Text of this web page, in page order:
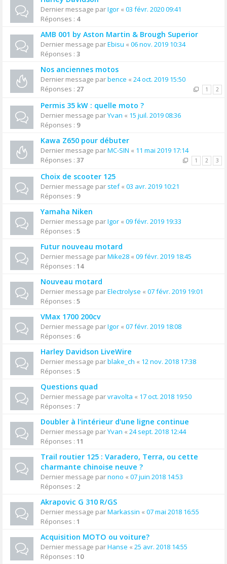
Dernier message parIgor « 03 févr. 2020 09:41
Réponses : 4
AMB 001 by Aston Martin & Brough Superior
Dernier message parEbisu « 06 nov. 2019 10:34
Réponses : 3
Nos anciennes motos
Dernier message parbence « 24 oct. 2019 15:50
Réponses : 27 1 2
Permis 35 kW : quelle moto ?
Dernier message parYvan « 15 juil. 2019 08:36
Réponses : 9
Kawa Z650 pour débuter
Dernier message parMC-SIN « 11 mai 2019 17:14
Réponses : 37 1 2 3
Choix de scooter 125
Dernier message par stef« 03 avr. 2019 10:21
Réponses : 9
Yamaha Niken
Dernier message parIgor « 09 févr. 2019 19:33
Réponses : 5
Futur nouveau motard
Dernier message parMike28 « 09 févr. 2019 18:45
Réponses : 14
Nouveau motard
Dernier message parElectrolyse « 07 févr. 2019 19:01
Réponses : 5
VMax 1700 200cv
Dernier message parIgor « 07 févr. 2019 18:08
Réponses : 6
Harley Davidson LiveWire
Dernier message parblake_ch « 12 nov. 2018 17:38
Réponses : 5
Questions quad
Dernier message parvravolta « 17 oct. 2018 19:50
Réponses : 7
Doubler à l'intérieur d'une ligne continue
Dernier message parYvan « 24 sept. 2018 12:44
Réponses : 11
Trail routier 125 : Varadero, Terra, ou cette
charmante chinoise neuve ?
Dernier message parnono « 07 juin 2018 14:53
Réponses : 2
Akrapovic G 310 R/GS
Dernier message parMarkassin « 07 mai 2018 16:55
Réponses : 1
Acquisition MOTO ou voiture?
Dernier message parHanse « 25 avr. 2018 14:55
Réponses : 10